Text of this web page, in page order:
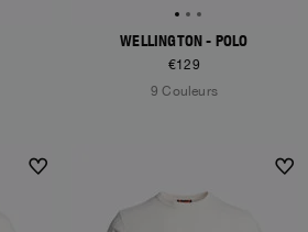
WELLINGTON - POLO
€129
9 Couleurs